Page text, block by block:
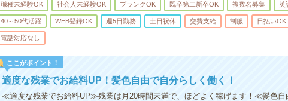
職種未経験OK 社会人未経験OK ブランクOK 既卒第二新卒OK 複数名募集 英
40～50代活躍 WEB登録OK 週5日勤務 土日祝休 交費支給 制服 日払いOK
電話対応なし
ここがポイント！
適度な残業でお給料UP！髪色自由で自分らしく働く！
≪適度な残業でお給料UP≫残業は月20時間未満で、ほどよく稼げます！≪髪色